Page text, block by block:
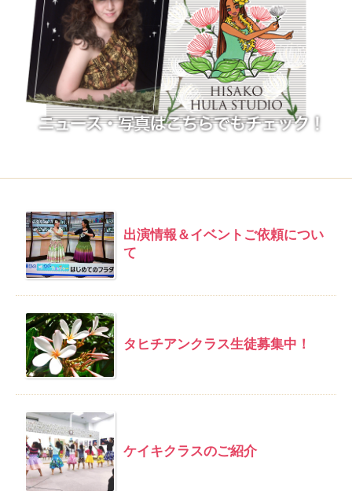
出演情報＆イベントご依頼につい
て
タヒチアンクラス生徒募集中！
ケイキクラスのご紹介